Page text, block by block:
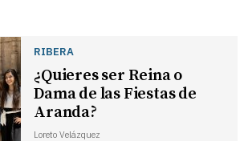
RIBERA
¿Quieres ser Reina o
Dama de las Fiestas de
Aranda?
Loreto Velázquez